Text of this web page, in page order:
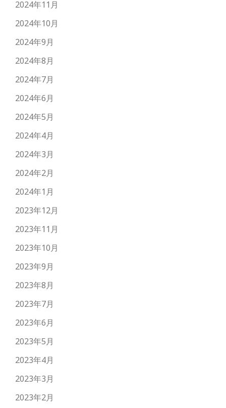
2024年11月
2024年10月
2024年9月
2024年8月
2024年7月
2024年6月
2024年5月
2024年4月
2024年3月
2024年2月
2024年1月
2023年12月
2023年11月
2023年10月
2023年9月
2023年8月
2023年7月
2023年6月
2023年5月
2023年4月
2023年3月
2023年2月